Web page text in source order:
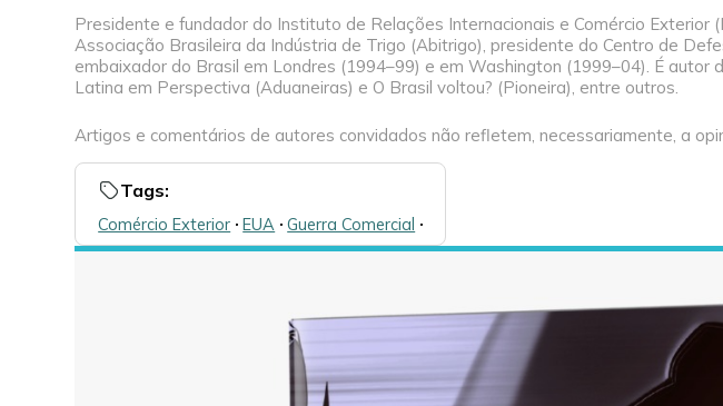
Presidente e fundador do Instituto de Relações Internacionais e Comércio Exterior
Associação Brasileira da Indústria de Trigo (Abitrigo), presidente do Centro de
embaixador do Brasil em Londres (1994–99) e em Washington (1999–04). É
Latina em Perspectiva (Aduaneiras) e O Brasil voltou? (Pioneira), entre outros.
Artigos e comentários de autores convidados não refletem, necessariamente, a
Tags:
Comércio Exterior 🞌EUA 🞌Guerra Comercial 🞌